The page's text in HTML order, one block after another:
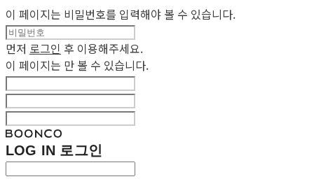
이 페이지는 비밀번호를 입력해야 볼 수 있습니다.
먼저 로그인 후 이용해주세요.
이 페이지는 만 볼 수 있습니다.
LOG IN 로그인